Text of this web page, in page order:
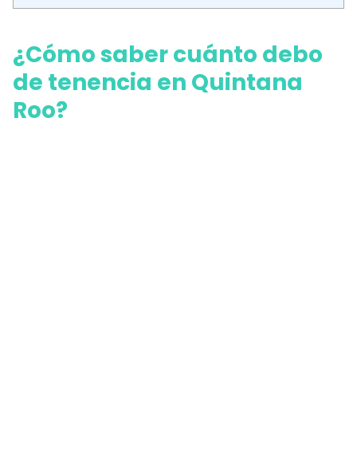
¿Cómo saber cuánto debo
de tenencia en Quintana
Roo?